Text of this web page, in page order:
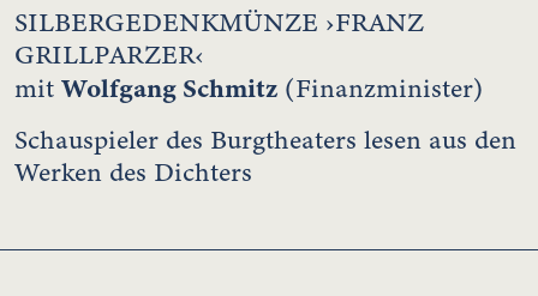
SILBERGEDENKMÜNZE ›FRANZ
GRILLPARZER‹
mit Wolfgang Schmitz (Finanzminister)
Schauspieler des Burgtheaters lesen aus den
Werken des Dichters